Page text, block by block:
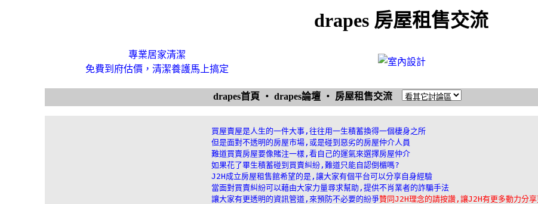
drapes 房屋租售交流
專業居家清潔
免費到府估價，清潔養護馬上搞定
drapes首頁 ‧ drapes論壇 ‧ 房屋租售交流
買屋賣屋是人生的一件大事,往往用一生積蓄換得一個棲身之所
但是面對不透明的房屋市場,或是碰到惡劣的房屋仲介人員
難道買賣房屋要像賭注一樣,看自己的運氣來選擇房屋仲介
如果花了畢生積蓄碰到買賣糾紛,難道只能自認倒楣嗎?
J2H成立房屋租售館希望的是,讓大家有個平台可以分享自身經驗
當面對買賣糾紛可以藉由大家力量尋求幫助,提供不肖業者的詐騙手法
讓大家有更透明的資訊管道,來預防不必要的紛爭贊同J2H理念的請按讚,讓J2H有更多動力分